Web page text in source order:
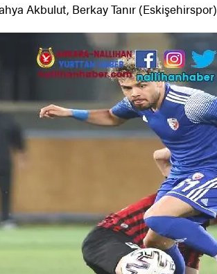
Akbulut, Berkay Tanır (Eskişehirspor)